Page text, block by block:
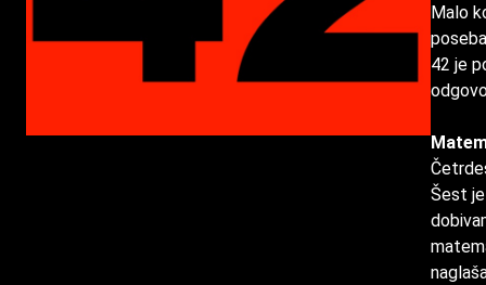
Malo
42 je
Šest je